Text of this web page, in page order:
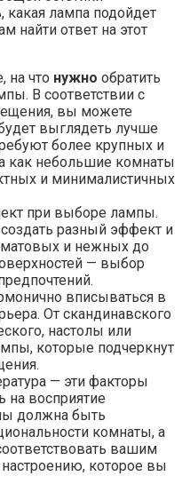
лампа подойдет
ответ на этот
на что нужно обратить
В соответствии с
вы можете
выглядеть лучше
более крупных и
как небольшие комнаты
и минималистичных
при выборе лампы.
разный эффект и
матовых и нежных до
— выбор
вписываться в
От скандинавского
настолы или
которые подчеркнут
— эти факторы
на восприятие
должна быть
комнаты, а
вашим
которое вы